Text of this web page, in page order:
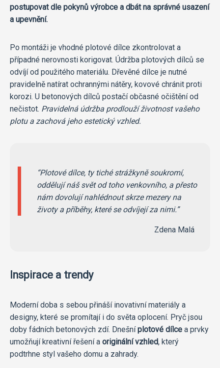
postupovat dle pokynů výrobce a dbát na správné usazení
a upevnění.
Po montáži je vhodné plotové dílce zkontrolovat a
případné nerovnosti korigovat. Údržba plotových dílců se
odvíjí od použitého materiálu. Dřevěné dílce je nutné
pravidelně natírat ochrannými nátěry, kovové chránit proti
korozi. U betonových dílců postačí občasné očištění od
nečistot. Pravidelná údržba prodlouží životnost vašeho
plotu a zachová jeho estetický vzhled.
Plotové dílce, ty tiché strážkyně soukromí,
oddělují náš svět od toho venkovního, a přesto
nám dovolují nahlédnout skrze mezery na
životy a příběhy, které se odvíjejí za nimi.
Zdena Malá
Inspirace a trendy
Moderní doba s sebou přináší inovativní materiály a
designy, které se promítají i do světa oplocení. Pryč jsou
doby fádních betonových zdí. Dnešníplotové dílce a prvky
umožňují kreativní řešení a originální vzhled, který
podtrhne styl vašeho domu a zahrady.